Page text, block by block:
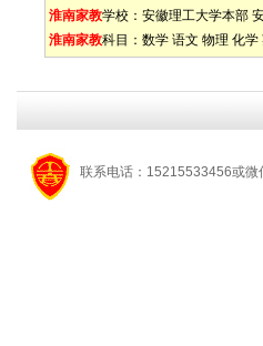
淮南家教学校： 安徽理工大学本部
淮南家教科目： 数学 语文 物理 化学
联系电话：15215533456或